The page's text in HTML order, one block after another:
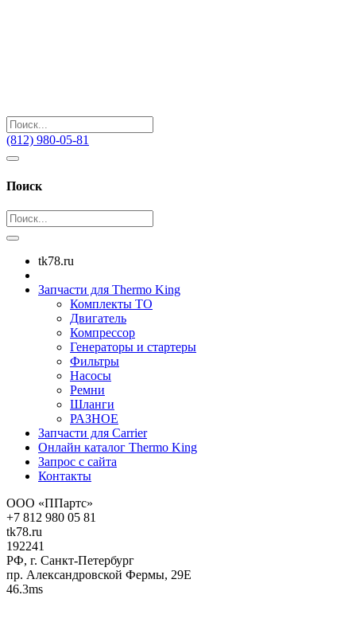
(812) 980-05-81
Поиск
tk78.ru
Запчасти для Thermo King
Комплекты ТО
Двигатель
Компрессор
Генераторы и стартеры
Фильтры
Насосы
Ремни
Шланги
РАЗНОЕ
Запчасти для Carrier
Онлайн каталог Thermo King
Запрос с сайта
Контакты
ООО «ППартс»
+7 812 980 05 81
tk78.ru
192241
РФ, г. Санкт-Петербург
пр. Александровской Фермы, 29Е
46.3ms